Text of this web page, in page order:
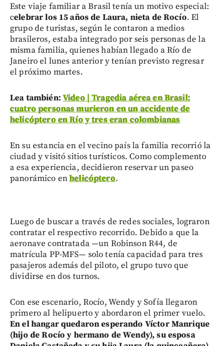
Este viaje familiar a Brasil tenía un motivo especial:
celebrar los 15 años de Laura, nieta de Rocío. El
grupo de turistas, según le contaron a medios
brasileros, estaba integrado por seis personas de la
misma familia, quienes habían llegado a Río de
Janeiro el lunes anterior y tenían previsto regresar
el próximo martes.
Lea también: Video | Tragedia aérea en Brasil:
cuatro personas murieron en un accidente de
helicóptero en Río y tres eran colombianas
En su estancia en el vecino país la familia recorrió la
ciudad y visitó sitios turísticos. Como complemento
a esa experiencia, decidieron reservar un paseo
panorámico enhelicóptero.
Luego de buscar a través de redes sociales, lograron
contratar el respectivo recorrido. Debido a que la
aeronave contratada —un Robinson R44, de
matrícula PP-MFS— solo tenía capacidad para tres
pasajeros además del piloto, el grupo tuvo que
dividirse en dos turnos.
Con ese escenario, Rocío, Wendy y Sofía llegaron
primero al helipuerto y abordaron el primer vuelo.
En el hangar quedaron esperando Víctor Manrique
(hijo de Rocío y hermano de Wendy), su esposa